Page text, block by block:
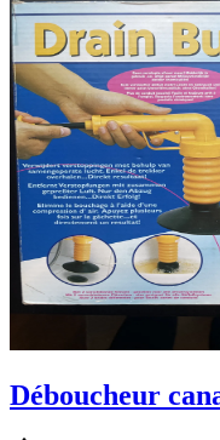
Déboucheur